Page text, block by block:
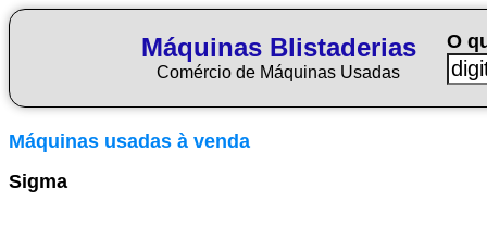
Máquinas Blistaderias
Comércio de Máquinas Usadas
O
Máquinas usadas à venda
Sigma